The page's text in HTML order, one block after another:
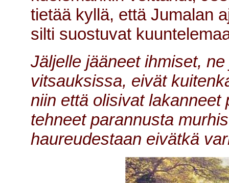
tietää kyllä, että Jumalan
silti suostuvat
Jäljelle jääneet ihmiset,
vitsauksissa, eivät
niin että olisivat lakanneet
tehneet parannusta
haureudestaan eivätkä